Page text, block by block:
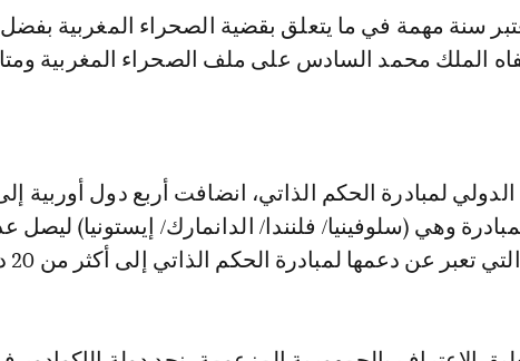
سنة 2024 تعتبر سنة مهمة في ما يتعلق بقضية الصحراء المغربية
الملك محمد السادس على ملف الصحراء المغربية
لمبادرة الحكم الذاتي، انضافت أربع دول أوربية
وهي (سلوفينيا/ فلنندا/ الدانمارك/ إيستونيا) ليصل
تعبر عن دعمها لمبادرة الحكم الذاتي إلى أكثر من 20 دولة.